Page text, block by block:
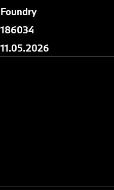
Foundry
186034
11.05.2026